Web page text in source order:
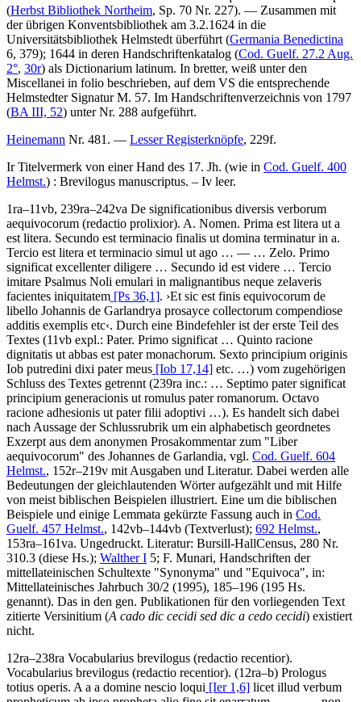
(Herbst Bibliothek Northeim, Sp. 70 Nr. 227). — Zusammen mit
der übrigen Konventsbibliothek am 3.2.1624 in die
Universitätsbibliothek Helmstedt überführt (Germania Benedictina
6, 379); 1644 in deren Handschriftenkatalog (Cod. Guelf. 27.2 Aug.
2°, 30r) als Dictionarium latinum. In bretter, weiß unter den
Miscellanei in folio beschrieben, auf dem VS die entsprechende
Helmstedter SignaturM. 57. Im Handschriftenverzeichnis von 1797
(BA III, 52) unter Nr. 288 aufgeführt.
Heinemann Nr. 481. — Lesser Registerknöpfe, 229f.
Ir Titelvermerk von einer Hand des 17. Jh. (wie in Cod. Guelf. 400
Helmst.) : Brevilogus manuscriptus. – Iv leer.
1ra–11vb, 239ra–242va De significationibus diversis verborum
aequivocorum (redactio prolixior). A. Nomen. Prima est litera ut a
est litera. Secundo est terminacio finalis ut domina terminatur in a.
Tercio est litera et terminacio simul ut ago … — … Zelo. Primo
significat excellenter diligere … Secundo id est videre … Tercio
imitare Psalmus Noli emulari in malignantibus neque zelaveris
facientes iniquitatem [Ps 36,1]. ›Et sic est finis equivocorum de
libello Johannis de Garlandrya prosayce collectorum compendiose
additis exemplis etc‹. Durch eine Bindefehler ist der erste Teil des
Textes (11vb expl.: Pater. Primo significat … Quinto racione
dignitatis ut abbas est pater monachorum. Sexto principium originis
Iob putredini dixi pater meus [Iob 17,14] etc. …) vom zugehörigen
Schluss des Textes getrennt (239ra inc.: … Septimo pater significat
principium generacionis ut romulus pater romanorum. Octavo
racione adhesionis ut pater filii adoptivi …). Es handelt sich dabei
nach Aussage der Schlussrubrik um ein alphabetisch geordnetes
Exzerpt aus dem anonymen Prosakommentar zum "Liber
aequivocorum" des Johannes de Garlandia, vgl. Cod. Guelf. 604
Helmst., 152r–219v mit Ausgaben und Literatur. Dabei werden alle
Bedeutungen der gleichlautenden Wörter aufgezählt und mit Hilfe
von meist biblischen Beispielen illustriert. Eine um die biblischen
Beispiele und einige Lemmata gekürzte Fassung auch in Cod.
Guelf. 457 Helmst., 142vb–144vb (Textverlust); 692 Helmst.,
153ra–161va. Ungedruckt. Literatur: Bursill-HallCensus, 280 Nr.
310.3 (diese Hs.); Walther I 5; F. Munari, Handschriften der
mittellateinischen Schultexte "Synonyma" und "Equivoca", in:
Mittellateinisches Jahrbuch 30/2 (1995), 185–196 (195 Hs.
genannt). Das in den gen. Publikationen für den vorliegenden Text
zitierte Versinitium (A cado dic cecidi sed dic a cedo cecidi) existiert
nicht.
12ra–238ra Vocabularius brevilogus (redactio recentior).
Vocabularius brevilogus (redactio recentior). (12ra–b) Prologus
totius operis. A a a domine nescio loqui [Ier 1,6] licet illud verbum